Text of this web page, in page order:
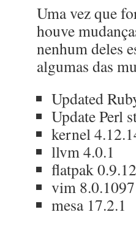
Uma vez que
houve
nenhum deles
algumas das
Updated
Update Perl
kernel
llvm 4.0.1
flatpak 0.9.12
vim 8.0.1097
mesa 17.2.1